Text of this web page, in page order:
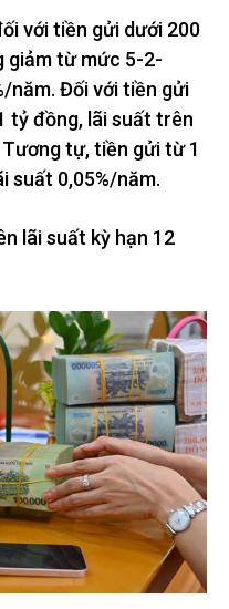
với tiền gửi dưới 200
giảm từ mức 5-2-
năm. Đối với tiền gửi
tỷ đồng, lãi suất trên
tự, tiền gửi từ 1
suất 0,05%/năm.
lãi suất kỳ hạn 12